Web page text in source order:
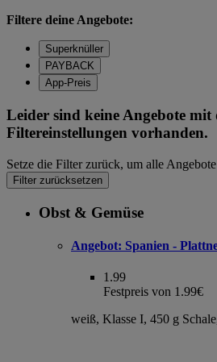
Filtere deine Angebote:
Superknüller
PAYBACK
App-Preis
Leider sind keine Angebote mit
Filtereinstellungen vorhanden.
Setze die Filter zurück, um alle
Filter zurücksetzen
Obst & Gemüse
Angebot: Spanien -
1.99
Festpreis von 1.99€
weiß, Klasse I, 450 g